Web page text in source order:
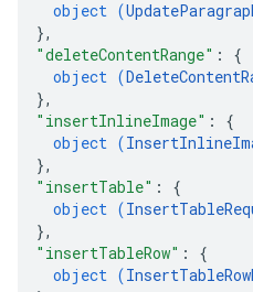
object (
},
"deleteContentRange" : {
object (
},
"insertInlineImage" : {
object (
},
"insertTable" : {
object (
},
"insertTableRow" : {
object (